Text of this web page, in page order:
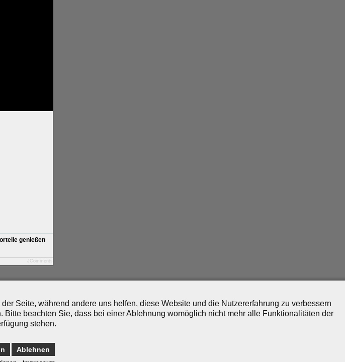
genießen
JComments
Seite, während andere uns helfen, diese Website und die Nutzererfahrung zu verbessern
beachten Sie, dass bei einer Ablehnung womöglich nicht mehr alle Funktionalitäten der
stehen.
Ablehnen